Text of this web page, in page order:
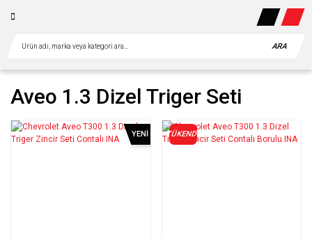
ARA
Aveo 1.3 Dizel Triger Seti
YENI TÜKENDİ